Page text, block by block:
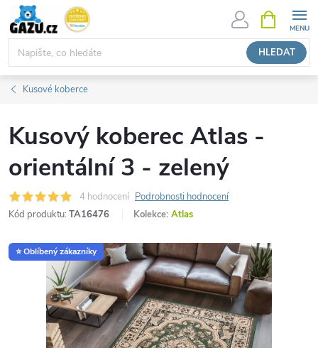
Přejít
obsah
HLEDAT
NÁKUPNÍ
KOŠÍK
Kusové koberce
Kusový koberec Atlas -
orientální 3 - zelený
4 hodnocení Podrobnosti hodnocení
Kód produktu: TA16476 Kolekce: Atlas
⭐ Oblíbený zákazníky